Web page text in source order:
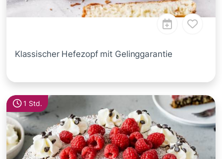
Klassischer Hefezopf mit Gelinggarantie
1 Std.